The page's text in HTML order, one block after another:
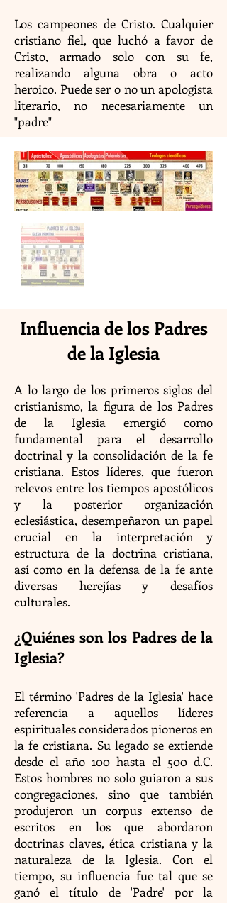
Los campeones de Cristo. Cualquier
cristiano fiel, que luchó a favor de
Cristo, armado solo con su fe,
realizando alguna obra o acto
heroico. Puede ser o no un apologista
literario, no necesariamente un
"padre"
Influencia de los Padres
de la Iglesia
A lo largo de los primeros siglos del
cristianismo, la figura de los Padres
de la Iglesia emergió como
fundamental para el desarrollo
doctrinal y la consolidación de la fe
cristiana. Estos líderes, que fueron
relevos entre los tiempos apostólicos
y la posterior organización
eclesiástica, desempeñaron un papel
crucial en la interpretación y
estructura de la doctrina cristiana,
así como en la defensa de la fe ante
diversas herejías y desafíos
culturales.
¿Quiénes son los Padres de la
Iglesia?
El término 'Padres de la Iglesia' hace
referencia a aquellos líderes
espirituales considerados pioneros en
la fe cristiana. Su legado se extiende
desde el año 100 hasta el 500 d.C.
Estos hombres no solo guiaron a sus
congregaciones, sino que también
produjeron un corpus extenso de
escritos en los que abordaron
doctrinas claves, ética cristiana y la
naturaleza de la Iglesia. Con el
tiempo, su influencia fue tal que se
ganó el título de 'Padre' por la